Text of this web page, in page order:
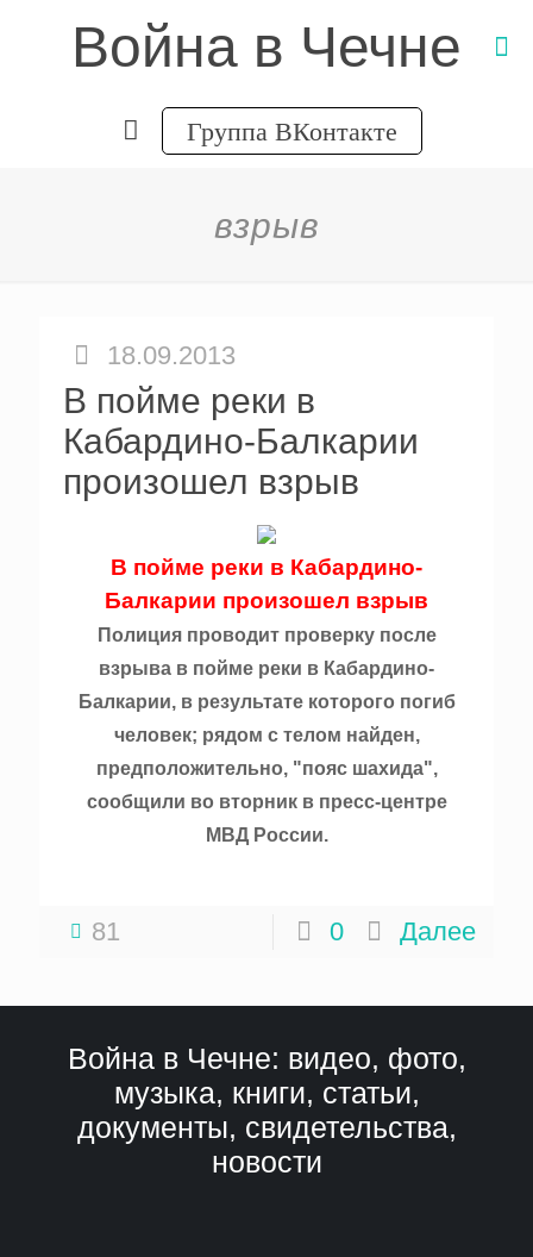
Война в Чечне
Группа ВКонтакте
взрыв
18.09.2013
В пойме реки в
Кабардино-Балкарии
произошел взрыв
В пойме реки в Кабардино-
Балкарии произошел взрыв
Полиция проводит проверку после
взрыва в пойме реки в Кабардино-
Балкарии, в результате которого погиб
человек; рядом с телом найден,
предположительно, "пояс шахида",
сообщили во вторник в пресс-центре
МВД России.
81 0 Далее
Война в Чечне: видео, фото,
музыка, книги, статьи,
документы, свидетельства,
новости